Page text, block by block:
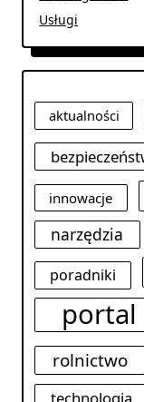
Usługi
aktualności
innowacje
narzędzia
poradniki
portal
rolnictwo